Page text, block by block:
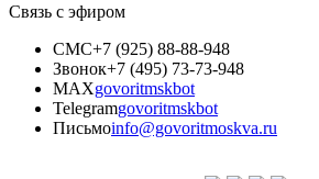
Связь с эфиром
СМС+7 (925) 88-88-948
Звонок+7 (495) 73-73-948
MAXgovoritmskbot
Telegramgovoritmskbot
Письмоinfo@govoritmoskva.ru